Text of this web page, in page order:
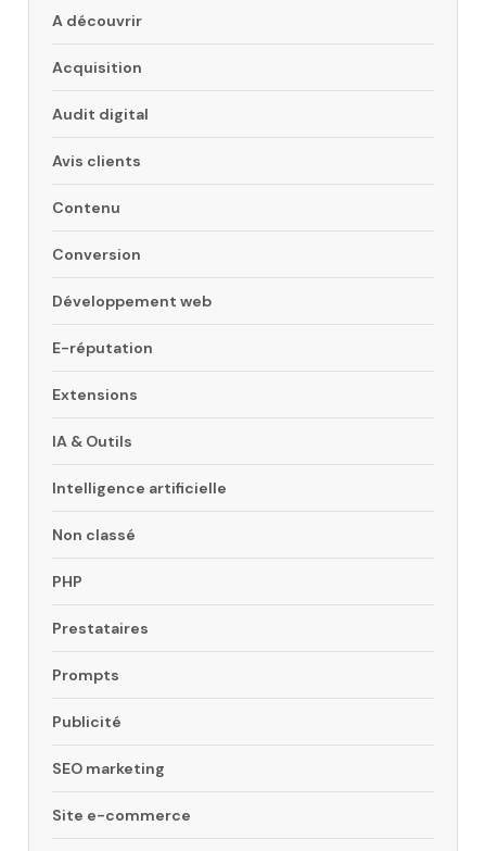
A découvrir
Acquisition
Audit digital
Avis clients
Contenu
Conversion
Développement web
E-réputation
Extensions
IA & Outils
Intelligence artificielle
Non classé
PHP
Prestataires
Prompts
Publicité
SEO marketing
Site e-commerce